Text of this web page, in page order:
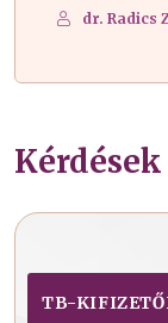
dr. Radics
TB-